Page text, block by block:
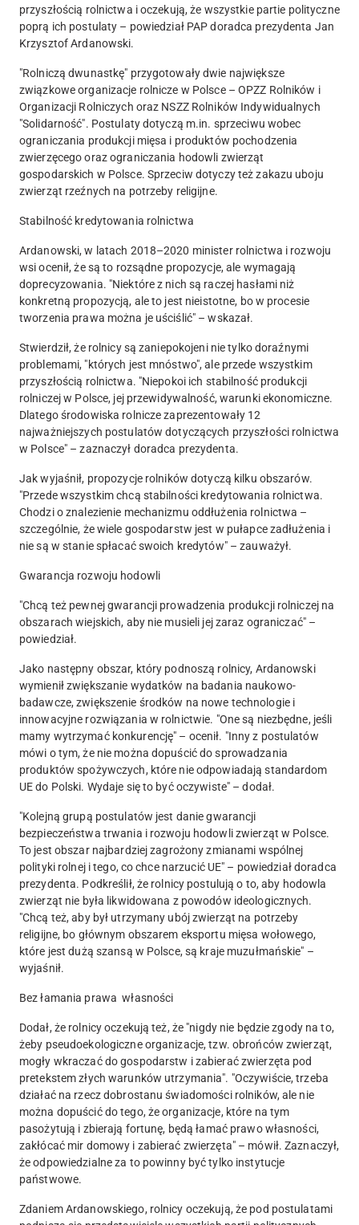
przyszłością rolnictwa i oczekują, że wszystkie partie polityczne
poprą ich postulaty – powiedział PAP doradca prezydenta Jan
Krzysztof Ardanowski.
"Rolniczą dwunastkę" przygotowały dwie największe
związkowe organizacje rolnicze w Polsce – OPZZ Rolników i
Organizacji Rolniczych oraz NSZZ Rolników Indywidualnych
"Solidarność". Postulaty dotyczą m.in. sprzeciwu wobec
ograniczania produkcji mięsa i produktów pochodzenia
zwierzęcego oraz ograniczania hodowli zwierząt
gospodarskich w Polsce. Sprzeciw dotyczy też zakazu uboju
zwierząt rzeźnych na potrzeby religijne.
Stabilność kredytowania rolnictwa
Ardanowski, w latach 2018–2020 minister rolnictwa i rozwoju
wsi ocenił, że są to rozsądne propozycje, ale wymagają
doprecyzowania. "Niektóre z nich są raczej hasłami niż
konkretną propozycją, ale to jest nieistotne, bo w procesie
tworzenia prawa można je uściślić" – wskazał.
Stwierdził, że rolnicy są zaniepokojeni nie tylko doraźnymi
problemami, "których jest mnóstwo", ale przede wszystkim
przyszłością rolnictwa. "Niepokoi ich stabilność produkcji
rolniczej w Polsce, jej przewidywalność, warunki ekonomiczne.
Dlatego środowiska rolnicze zaprezentowały 12
najważniejszych postulatów dotyczących przyszłości rolnictwa
w Polsce" – zaznaczył doradca prezydenta.
Jak wyjaśnił, propozycje rolników dotyczą kilku obszarów.
"Przede wszystkim chcą stabilności kredytowania rolnictwa.
Chodzi o znalezienie mechanizmu oddłużenia rolnictwa –
szczególnie, że wiele gospodarstw jest w pułapce zadłużenia i
nie są w stanie spłacać swoich kredytów" – zauważył.
Gwarancja rozwoju hodowli
"Chcą też pewnej gwarancji prowadzenia produkcji rolniczej na
obszarach wiejskich, aby nie musieli jej zaraz ograniczać" –
powiedział.
Jako następny obszar, który podnoszą rolnicy, Ardanowski
wymienił zwiększanie wydatków na badania naukowo-
badawcze, zwiększenie środków na nowe technologie i
innowacyjne rozwiązania w rolnictwie. "One są niezbędne, jeśli
mamy wytrzymać konkurencję" – ocenił. "Inny z postulatów
mówi o tym, że nie można dopuścić do sprowadzania
produktów spożywczych, które nie odpowiadają standardom
UE do Polski. Wydaje się to być oczywiste" – dodał.
"Kolejną grupą postulatów jest danie gwarancji
bezpieczeństwa trwania i rozwoju hodowli zwierząt w Polsce.
To jest obszar najbardziej zagrożony zmianami wspólnej
polityki rolnej i tego, co chce narzucić UE" – powiedział doradca
prezydenta. Podkreślił, że rolnicy postulują o to, aby hodowla
zwierząt nie była likwidowana z powodów ideologicznych.
"Chcą też, aby był utrzymany ubój zwierząt na potrzeby
religijne, bo głównym obszarem eksportu mięsa wołowego,
które jest dużą szansą w Polsce, są kraje muzułmańskie" –
wyjaśnił.
Bez łamania prawa własności
Dodał, że rolnicy oczekują też, że "nigdy nie będzie zgody na to,
żeby pseudoekologiczne organizacje, tzw. obrońców zwierząt,
mogły wkraczać do gospodarstw i zabierać zwierzęta pod
pretekstem złych warunków utrzymania". "Oczywiście, trzeba
działać na rzecz dobrostanu świadomości rolników, ale nie
można dopuścić do tego, że organizacje, które na tym
pasożytują i zbierają fortunę, będą łamać prawo własności,
zakłócać mir domowy i zabierać zwierzęta" – mówił. Zaznaczył,
że odpowiedzialne za to powinny być tylko instytucje
państwowe.
Zdaniem Ardanowskiego, rolnicy oczekują, że pod postulatami